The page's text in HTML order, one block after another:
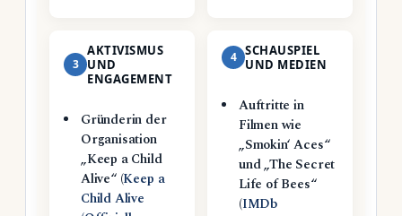
3
AKTIVISMUS
UND
ENGAGEMENT
Gründerin der
Organisation
„Keep a Child
Alive“ (Keep a
Child Alive
4 SCHAUSPIEL
UND MEDIEN
Auftritte in
Filmen wie
„Smokin‘ Aces“
und „The Secret
Life of Bees“
(IMDb